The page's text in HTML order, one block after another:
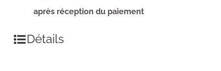
après réception du paiement
Détails